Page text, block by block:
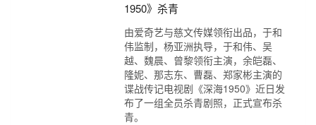
1950》杀青
由爱奇艺与慈文传媒领衔出品，于和
伟监制，杨亚洲执导，于和伟、吴
越、魏晨、曾黎领衔主演，余皑磊、
隆妮、那志东、曹磊、郑家彬主演的
谍战传记电视剧《深海1950》近日发
布了一组全员杀青剧照，正式宣布杀
青。